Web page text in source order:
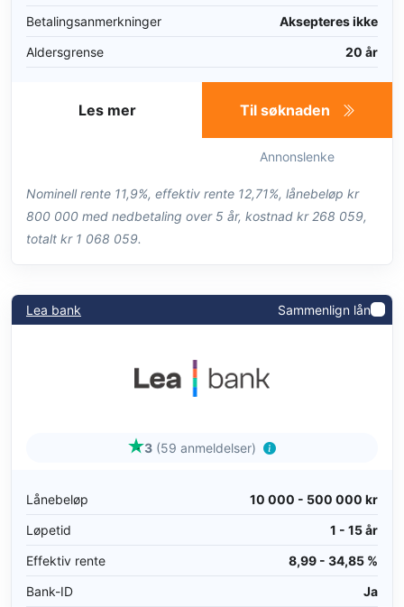
Betalingsanmerkninger
Aksepteres ikke
Aldersgrense
20 år
Til søknaden
Annonslenke
Les mer
Nominell rente 11,9%, effektiv rente 12,71%, lånebeløp kr
800 000 med nedbetaling over 5 år, kostnad kr 268 059,
totalt kr 1 068 059.
Lea bank Sammenlign lån
3 (59 anmeldelser)
Lånebeløp
10 000 - 500 000 kr
Løpetid
1 - 15 år
Effektiv rente
8,99 - 34,85 %
Bank-ID
Ja